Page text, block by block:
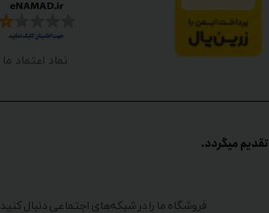
فروشگاه ما را در شبکه‌های اجتماعی دنبال کنید:
نماد اعتماد ما
تقدیم میگردد.​​​​​​​